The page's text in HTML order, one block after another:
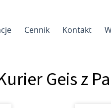
Cennik Kontakt
Geis z